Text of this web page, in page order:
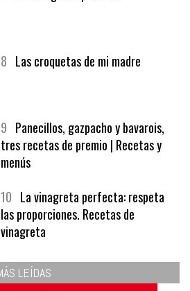
9Panecillos, gazpacho y bavarois,
tres recetas de premio | Recetas y
menús
10La vinagreta perfecta: respeta
las proporciones. Recetas de
vinagreta